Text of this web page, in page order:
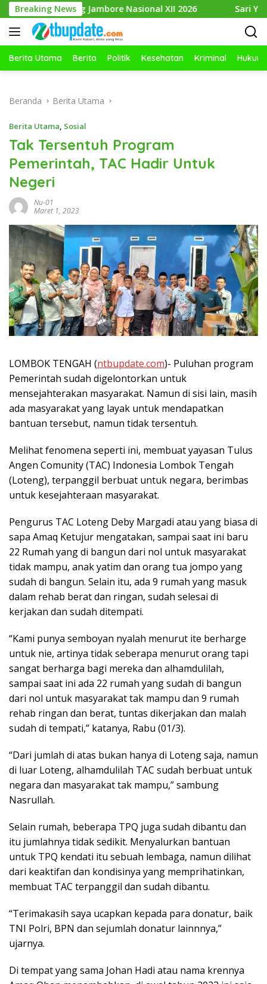
Langsung
ke
konten
Breaking News
Jambore Nasional XII 2026 Sari Yuliati: Bonus
Berita Utama Berita Politik Kesehatan Kriminal Hukum
Beranda Berita Utama
Berita Utama, Sosial
Tak Tersentuh Program
Pemerintah, TAC Hadir Untuk
Negeri
Nu-01
Maret 1, 2023
LOMBOK TENGAH (ntbupdate.com)- Puluhan program
Pemerintah sudah digelontorkan untuk
mensejahterakan masyarakat. Namun di sisi lain, masih
ada masyarakat yang layak untuk mendapatkan
bantuan tersebut, namun tidak tersentuh.
Melihat fenomena seperti ini, membuat yayasan Tulus
Angen Comunity (TAC) Indonesia Lombok Tengah
(Loteng), terpanggil berbuat untuk negara, berimbas
untuk kesejahteraan masyarakat.
Pengurus TAC Loteng Deby Margadi atau yang biasa di
sapa Amaq Ketujur mengatakan, sampai saat ini baru
22 Rumah yang di bangun dari nol untuk masyarakat
tidak mampu, anak yatim dan orang tua jompo yang
sudah di bangun. Selain itu, ada 9 rumah yang masuk
dalam rehab berat dan ringan, sudah selesai di
kerjakan dan sudah ditempati.
“Kami punya semboyan nyalah menurut ite berharge
untuk nie, artinya tidak seberapa menurut orang tapi
sangat berharga bagi mereka dan alhamdulilah,
sampai saat ini ada 22 rumah yang sudah di bangun
dari nol untuk masyarakat tak mampu dan 9 rumah
rehab ringan dan berat, tuntas dikerjakan dan malah
sudah di tempati,” katanya, Rabu (01/3).
“Dari jumlah di atas bukan hanya di Loteng saja, namun
di luar Loteng, alhamdulilah TAC sudah berbuat untuk
negara dan masyarakat tak mampu,” sambung
Nasrullah.
Selain rumah, beberapa TPQ juga sudah dibantu dan
itu jumlahnya tidak sedikit. Menyalurkan bantuan
untuk TPQ kendati itu sebuah lembaga, namun dilihat
dari keaktifan dan kondisinya yang memprihatinkan,
membuat TAC terpanggil dan sudah dibantu.
“Terimakasih saya ucapkan kepada para donatur, baik
TNI Polri, BPN dan sejumlah donatur lainnnya,”
ujarnya.
Di tempat yang sama Johan Hadi atau nama krennya